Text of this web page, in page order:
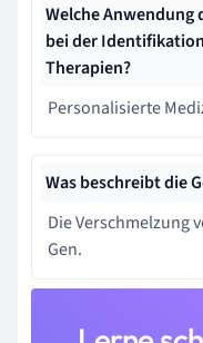
Welche Anwendung
bei der
Therapien?
Personalisierte
Was beschreibt die
Die Verschmelzung
Gen.